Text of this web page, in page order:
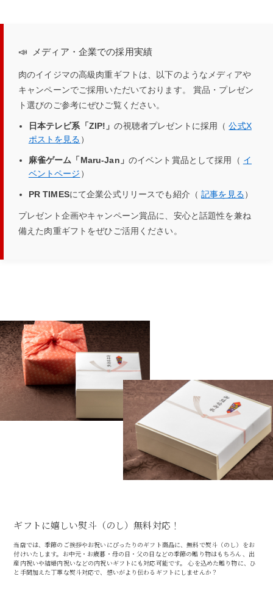
メディア・企業での採用実績
肉のイイジマの高級肉重ギフトは、以下のようなメディアや
キャンペーンでご採用いただいております。 賞品・プレゼン
ト選びのご参考にぜひご覧ください。
日本テレビ系「ZIP!」の視聴者プレゼントに採用（公式X
ポストを見る ）
麻雀ゲーム「Maru-Jan」 のイベント賞品として採用（ イ
ベントページ ）
PR TIMESにて企業公式リリースでも紹介（記事を見る）
プレゼント企画やキャンペーン賞品に、安心と話題性を兼ね
備えた肉重ギフトをぜひご活用ください。
ギフトに嬉しい熨斗（のし）無料対応！
当店では、季節のご挨拶やお祝いにぴったりのギフト商品に、無料で熨斗（のし）をお
付けいたします。お中元・お歳暮・母の日・父の日などの季節の贈り物はもちろん、出
産内祝いや結婚内祝いなどの内祝いギフトにも対応可能です。 心を込めた贈り物に、ひ
と手間加えた丁寧な熨斗対応で、想いがより伝わるギフトにしませんか？